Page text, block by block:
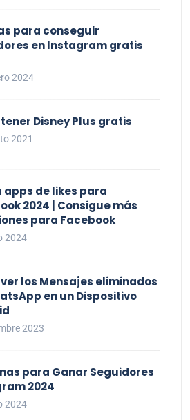
para conseguir
en Instagram gratis
2024
Disney Plus gratis
2021
apps de likes para
2024 | Consigue más
para Facebook
2024
los Mensajes eliminados
en un Dispositivo
2023
para Ganar Seguidores
2024
2024